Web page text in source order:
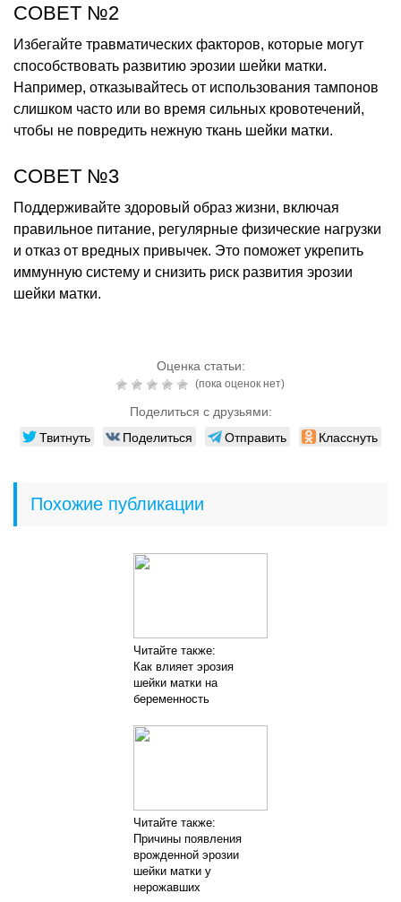
СОВЕТ №2
Избегайте травматических факторов, которые могут
способствовать развитию эрозии шейки матки.
Например, отказывайтесь от использования тампонов
слишком часто или во время сильных кровотечений,
чтобы не повредить нежную ткань шейки матки.
СОВЕТ №3
Поддерживайте здоровый образ жизни, включая
правильное питание, регулярные физические нагрузки
и отказ от вредных привычек. Это поможет укрепить
иммунную систему и снизить риск развития эрозии
шейки матки.
Оценка статьи:
(пока оценок нет)
Поделиться с друзьями:
Твитнуть Поделиться Отправить Класснуть
Похожие публикации
Читайте также:
Как влияет эрозия
шейки матки на
беременность
Читайте также:
Причины появления
врожденной эрозии
шейки матки у
нерожавших